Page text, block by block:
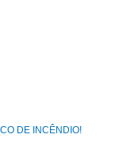
DE INCÊNDIO!